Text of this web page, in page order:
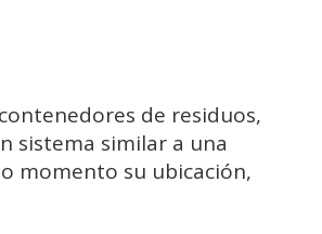
de residuos,
sistema similar a una
momento su ubicación,